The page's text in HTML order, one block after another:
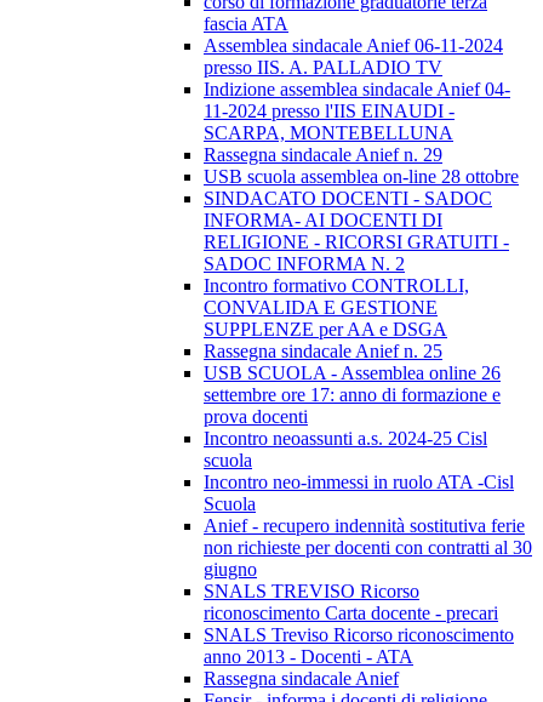
fascia ATA
Assemblea sindacale Anief 06-11-2024
presso IIS. A. PALLADIO TV
Indizione assemblea sindacale Anief 04-
11-2024 presso l'IIS EINAUDI -
SCARPA, MONTEBELLUNA
Rassegna sindacale Anief n. 29
USB scuola assemblea on-line 28 ottobre
SINDACATO DOCENTI - SADOC
INFORMA- AI DOCENTI DI
RELIGIONE - RICORSI GRATUITI -
SADOC INFORMA N. 2
Incontro formativo CONTROLLI,
CONVALIDA E GESTIONE
SUPPLENZE per AA e DSGA
Rassegna sindacale Anief n. 25
USB SCUOLA - Assemblea online 26
settembre ore 17: anno di formazione e
prova docenti
Incontro neoassunti a.s. 2024-25 Cisl
scuola
Incontro neo-immessi in ruolo ATA -Cisl
Scuola
Anief - recupero indennità sostitutiva ferie
non richieste per docenti con contratti al 30
giugno
SNALS TREVISO Ricorso
riconoscimento Carta docente - precari
SNALS Treviso Ricorso riconoscimento
anno 2013 - Docenti - ATA
Rassegna sindacale Anief